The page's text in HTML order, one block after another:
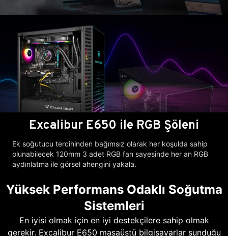
Excalibur E650 ile RGB Şöleni
Ek soğutucu tercihinden bağımsız olarak her koşulda sahip
olunabilecek 120mm 3 adet RGB fan sayesinde her an RGB
aydınlatma ile görsel ahengini yakala.
Yüksek Performans Odaklı Soğutma
Sistemleri
En iyisi olmak için en iyi destekçilere sahip olmak
gerekir. Excalibur E650 masaüstü bilgisayarlar sunduğu